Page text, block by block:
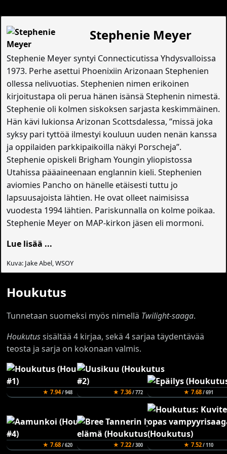
Stephenie Meyer
Stephenie Meyer syntyi Connecticutissa Yhdysvalloissa
1973. Perhe asettui Phoenixiin Arizonaan Stephenien
ollessa nelivuotias. Stephenien nimen erikoinen
kirjoitustapa oli perua hänen isänsä Stephenin nimestä.
Stephenie oli kolmen siskoksen sarjasta keskimmäinen.
Hän kävi lukionsa Arizonan Scottsdalessa, ”missä joka
syksy pari tyttöä ilmestyi kouluun uuden nenän kanssa
ja oppilaiden parkkipaikoilla näkyi Porscheja”.
Stephenie opiskeli Brigham Youngin yliopistossa
Utahissa pääaineenaan englannin kieli. Stephenien
aviomies Pancho on hänelle etäisesti tuttu jo
lapsuusajoista lähtien. He ovat olleet naimisissa
vuodesta 1994 lähtien. Pariskunnalla on kolme poikaa.
Stephenie Meyer on MAP-kirkon jäsen eli mormoni.
Lue lisää ...
Kuva: Jake Abel, WSOY
Houkutus
Tunnetaan suomeksi myös nimellä Twilight-saaga.
Houkutussisältää 4 kirjaa, sekä 4 sarjaa täydentävää
teosta ja sarja on kokonaan valmis.
★ 7.94/ 948 ★ 7.36/ 772 ★ 7.68/ 691
★ 7.68/ 620 ★ 7.22/ 300 ★ 7.52/ 110